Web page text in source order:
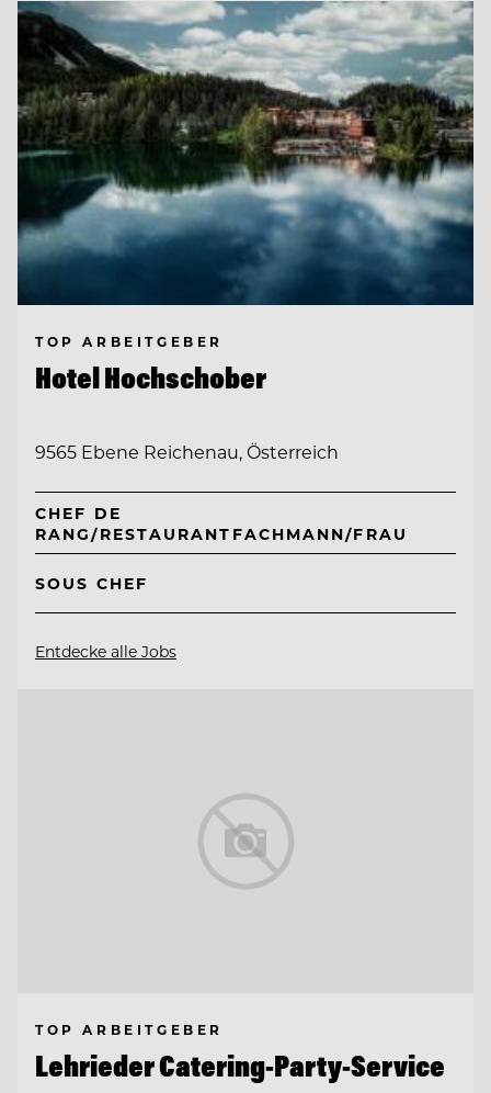
TOP ARBEITGEBER
Hotel Hochschober
9565 Ebene Reichenau, Österreich
CHEF DE
RANG/RESTAURANTFACHMANN/FRAU
SOUS CHEF
Entdecke alle Jobs
TOP ARBEITGEBER
Lehrieder Catering-Party-Service